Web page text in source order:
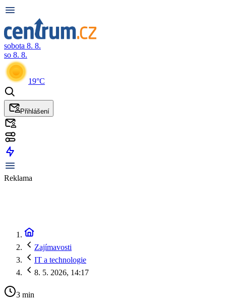
sobota 8. 8.
so 8. 8.
19°C
Přihlášení
Reklama
Zajímavosti
IT a technologie
8. 5. 2026, 14:17
3 min